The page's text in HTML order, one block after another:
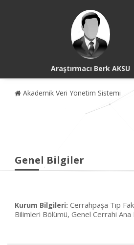
Araştırmacı Berk AKSU
Akademik Veri Yönetim Sistemi
Genel Bilgiler
Kurum Bilgileri: Cerrahpaşa Tıp
Bilimleri Bölümü, Genel Cerrahi Ana